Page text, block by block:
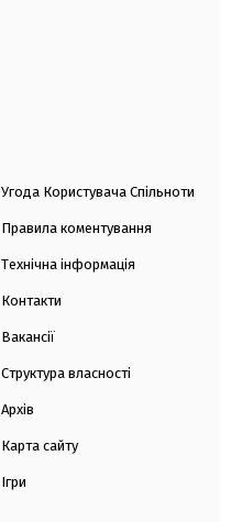
Угода Користувача Спільноти
Правила коментування
Технічна інформація
Контакти
Вакансії
Структура власності
Архів
Карта сайту
Ігри